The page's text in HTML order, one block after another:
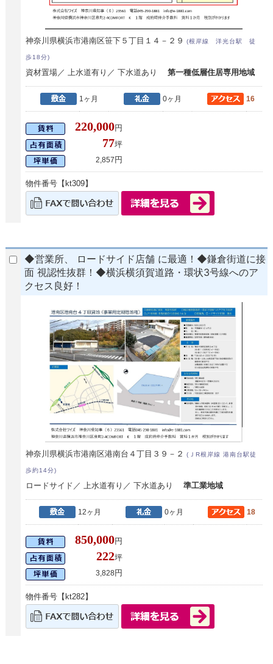
神奈川県横浜市港南区笹下５丁目１４－２９(根岸線 洋光台駅 徒
歩18分)
資材置場／ 上水道有り／ 下水道あり第一種低層住居専用地域
1ヶ月 0ヶ月 16
220,000円
77坪
2,857 円
物件番号【kt309】
◆営業所、 ロードサイド店舗 に最適！◆鎌倉街道に接
面 視認性抜群！◆横浜横須賀道路・環状3号線へのア
クセス良好！
神奈川県横浜市港南区港南台４丁目３９－２(ＪR根岸線 港南台駅徒
歩約14分)
ロードサイド／ 上水道有り／ 下水道あり準工業地域
12ヶ月 0ヶ月 18
850,000円
222坪
3,828円
物件番号【kt282】